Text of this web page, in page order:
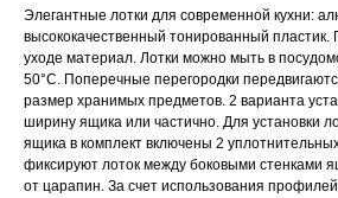
Элегантные лотки для современной кухни:
высококачественный тонированный пластик.
уходе материал. Лотки можно мыть в
50°C. Поперечные перегородки
размер хранимых предметов. 2 варианта
ширину ящика или частично. Для установки
ящика в комплект включены 2
фиксируют лоток между боковыми стенками
от царапин. За счет использования